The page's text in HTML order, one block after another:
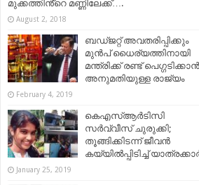
മുക്കത്തിൻ്റെ മണ്ണിലേക്ക്‌….
August 2, 2018
ബഡ്‌ജറ്റ്‌ അവതരിപ്പിക്കും
മുൻപ് ധൈര്യത്തിനായി
മന്ത്രിക്ക് രണ്ട് പെഗ്ഗടിക്കാൻ
അനുമതിയുള്ള രാജ്യം
February 4, 2019
കെഎസ്ആർടിസി
സർവ്വീസ് ചുരുക്കി;
തൂങ്ങിക്കിടന്ന് ജീവൻ
കയ്യിൽപ്പിടിച്ച്
January 25, 2019